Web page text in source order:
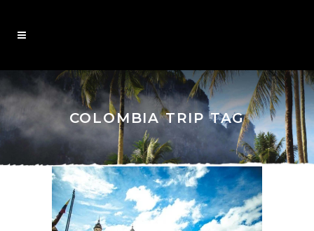
COLOMBIA TRIP TAG